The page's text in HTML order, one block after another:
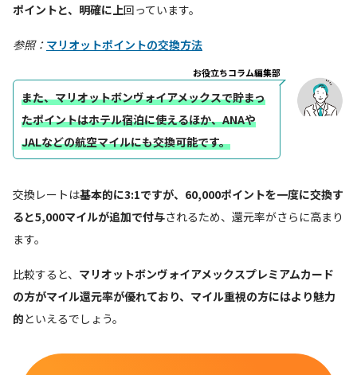
ポイントと、明確に上回っています。
参照： マリオットポイントの交換方法
お役立ちコラム編集部
また、マリオットボンヴォイアメックスで貯まっ
たポイントはホテル宿泊に使えるほか、ANAや
JALなどの航空マイルにも交換可能です。
交換レートは基本的に3:1ですが、60,000ポイントを一度に交換す
ると5,000マイルが追加で付与されるため、還元率がさらに高まり
ます。
比較すると、 マリオットボンヴォイアメックスプレミアムカード
の方がマイル還元率が優れており、マイル重視の方にはより魅力
的といえるでしょう。